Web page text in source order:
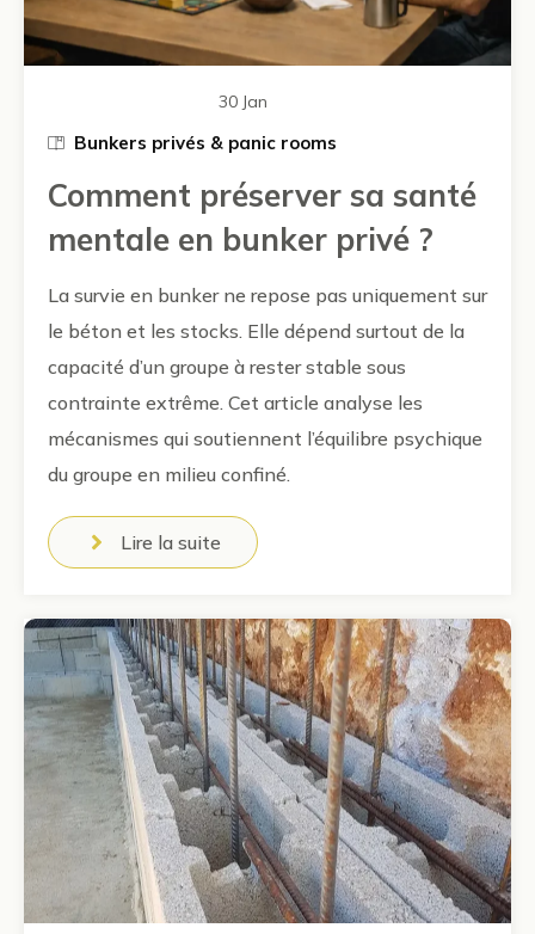
30 Jan
Bunkers privés & panic rooms
Comment préserver sa santé
mentale en bunker privé ?
La survie en bunker ne repose pas uniquement sur
le béton et les stocks. Elle dépend surtout de la
capacité d’un groupe à rester stable sous
contrainte extrême. Cet article analyse les
mécanismes qui soutiennent l’équilibre psychique
du groupe en milieu confiné.
Lire la suite